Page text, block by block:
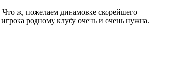
Что ж, пожелаем динамовке скорейшего
родному клубу очень и очень нужна.